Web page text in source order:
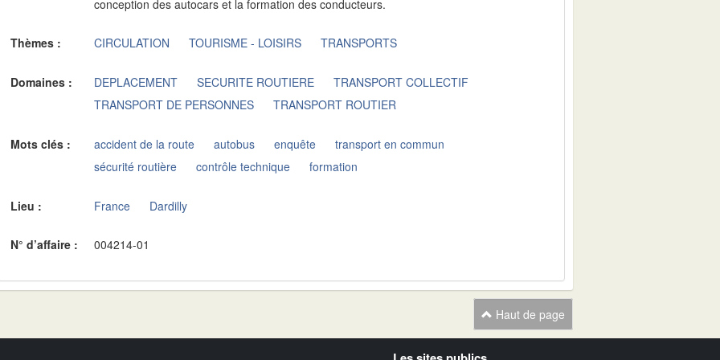
conception des autocars et la formation des conducteurs.
Thèmes : CIRCULATION TOURISME - LOISIRS TRANSPORTS
Domaines : DEPLACEMENT SECURITE ROUTIERE
TRANSPORT COLLECTIF
TRANSPORT DE PERSONNES
TRANSPORT ROUTIER
Mots clés : accident de la route autobus enquête
transport en commun
sécurité routière
contrôle technique formation
Lieu : France Dardilly
N° d’affaire : 004214-01
Haut de page